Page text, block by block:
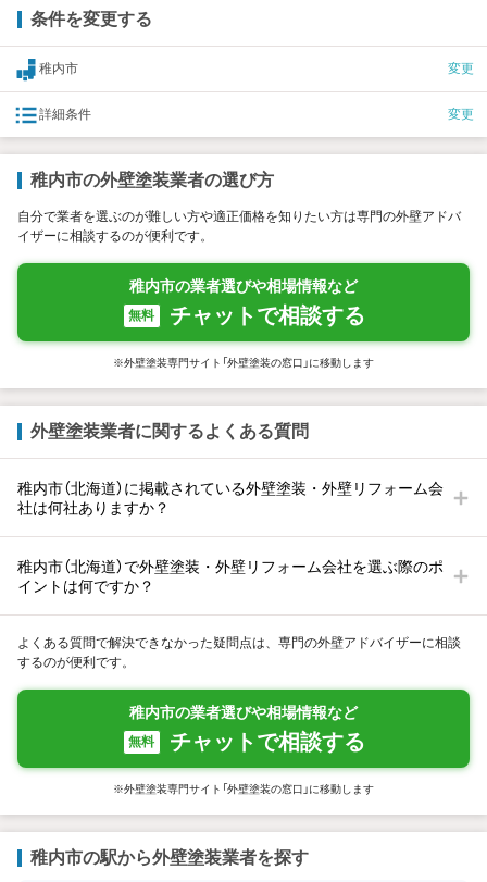
条件を変更する
稚内市 変更
詳細条件 変更
稚内市の外壁塗装業者の選び方
自分で業者を選ぶのが難しい方や適正価格を知りたい方は専門の外壁アドバ
イザーに相談するのが便利です。
稚内市の業者選びや相場情報など
無料 チャットで相談する
※外壁塗装専門サイト「外壁塗装の窓口」に移動します
外壁塗装業者に関するよくある質問
稚内市（北海道）に掲載されている外壁塗装・外壁リフォーム会
社は何社ありますか？
稚内市（北海道）で外壁塗装・外壁リフォーム会社を選ぶ際のポ
イントは何ですか？
よくある質問で解決できなかった疑問点は、専門の外壁アドバイザーに相談
するのが便利です。
稚内市の業者選びや相場情報など
無料 チャットで相談する
※外壁塗装専門サイト「外壁塗装の窓口」に移動します
稚内市の駅から外壁塗装業者を探す